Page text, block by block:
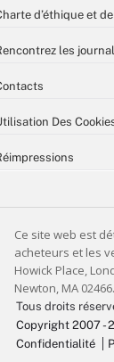
d’éthique et
les
Des
Tous droits
Copyright 2007 -
Confidentialité